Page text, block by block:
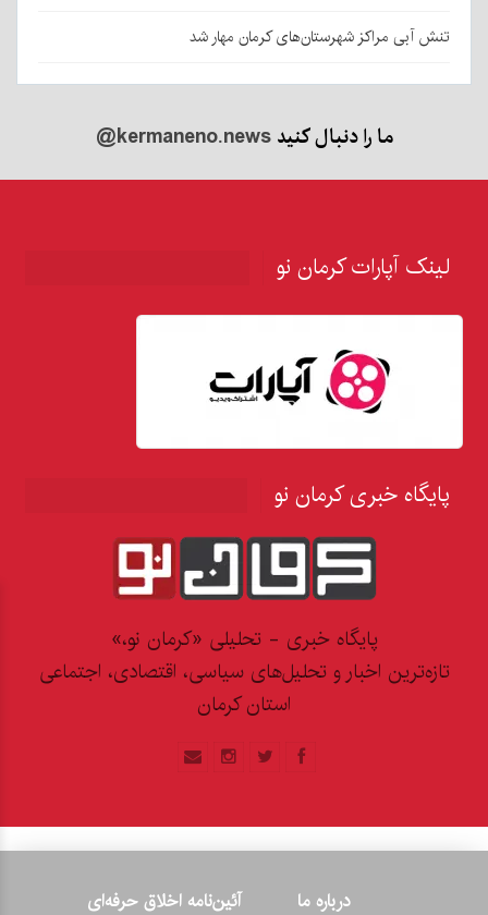
تنش آبی مراکز شهرستان‌های کرمان مهار شد
ما را دنبال کنید@kermaneno.news
لینک آپارات کرمان نو
پایگاه خبری کرمان نو
پایگاه خبری - تحلیلی «کرمان نو،»
تازه‌ترین اخبار و تحلیل‌های سیاسی، اقتصادی، اجتماعی
استان کرمان
درباره ما آئین‌نامه اخلاق حرفه‌ای